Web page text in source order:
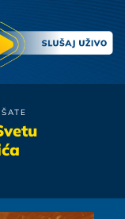
Dragovic